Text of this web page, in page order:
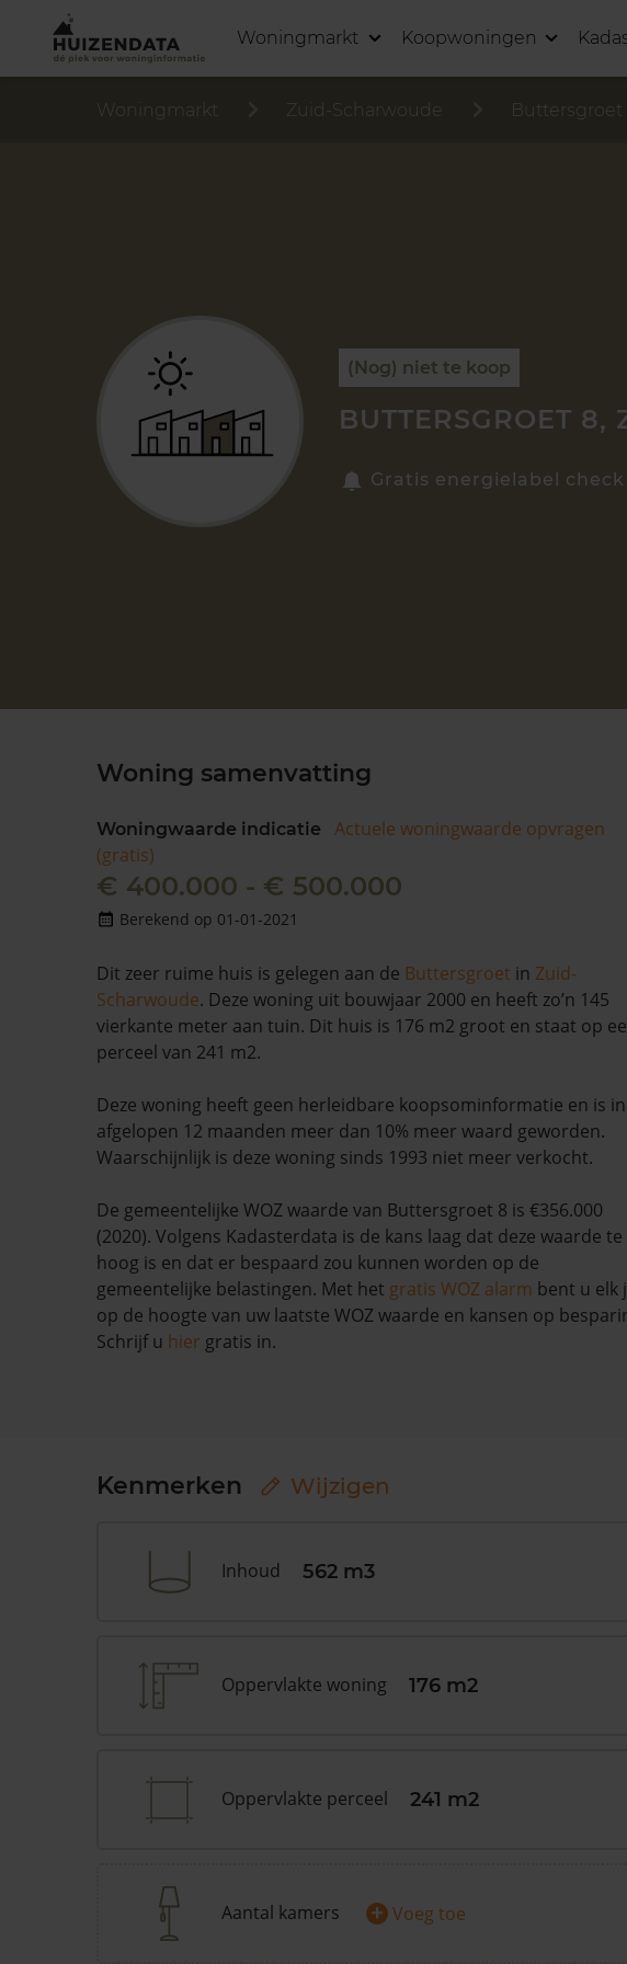
Woningmarkt Koopwoningen
Woningmarkt Zuid-Scharwoude Buttersgroet
(Nog) niet te koop
BUTTERSGROET 8,
Gratis energielabel check
Woning samenvatting
Woningwaarde indicatie
Actuele woningwaarde opvragen
(gratis)
€ 400.000 - € 500.000
Berekend op 01-01-2021
Dit zeer ruime huis is gelegen aan de Buttersgroet in Zuid-
Scharwoude. Deze woning uit bouwjaar 2000 en heeft zo’n 145
vierkante meter aan tuin. Dit huis is 176 m2 groot en staat op
perceel van 241 m2.
Deze woning heeft geen herleidbare koopsominformatie en is
afgelopen 12 maanden meer dan 10% meer waard geworden.
Waarschijnlijk is deze woning sinds 1993 niet meer verkocht.
De gemeentelijke WOZ waarde van Buttersgroet 8 is €356.000
(2020). Volgens Kadasterdata is de kans laag dat deze waarde te
hoog is en dat er bespaard zou kunnen worden op de
gemeentelijke belastingen. Met het gratis WOZ alarm bent u elk
op de hoogte van uw laatste WOZ waarde en kansen op
Schrijf u hier gratis in.
Kenmerken Wijzigen
Inhoud 562 m3
Oppervlakte woning 176 m2
Oppervlakte perceel 241 m2
Aantal kamers + Voeg toe